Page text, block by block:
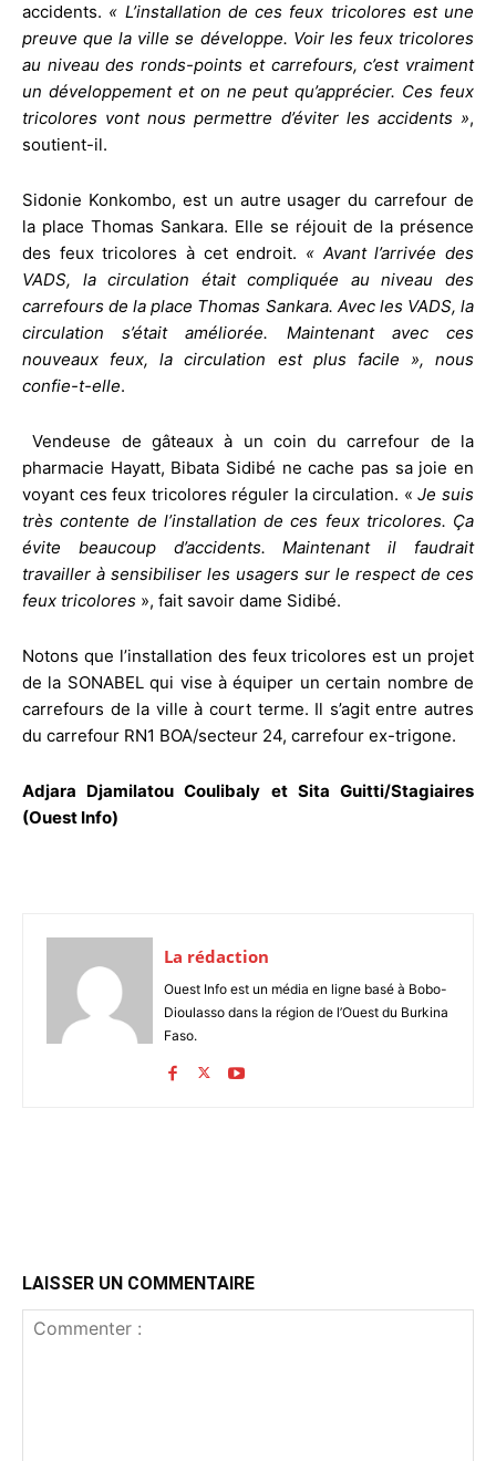
accidents. « L’installation de ces feux tricolores est une
preuve que la ville se développe. Voir les feux tricolores
au niveau des ronds-points et carrefours, c’est vraiment
un développement et on ne peut qu’apprécier. Ces feux
tricolores vont nous permettre d’éviter les accidents »,
soutient-il.
Sidonie Konkombo, est un autre usager du carrefour de
la place Thomas Sankara. Elle se réjouit de la présence
des feux tricolores à cet endroit. « Avant l’arrivée des
VADS, la circulation était compliquée au niveau des
carrefours de la place Thomas Sankara. Avec les VADS, la
circulation s’était améliorée. Maintenant avec ces
nouveaux feux, la circulation est plus facile », nous
confie-t-elle.
Vendeuse de gâteaux à un coin du carrefour de la
pharmacie Hayatt, Bibata Sidibé ne cache pas sa joie en
voyant ces feux tricolores réguler la circulation. «Je suis
très contente de l’installation de ces feux tricolores. Ça
évite beaucoup d’accidents. Maintenant il faudrait
travailler à sensibiliser les usagers sur le respect de ces
feux tricolores », fait savoir dame Sidibé.
Notons que l’installation des feux tricolores est un projet
de la SONABEL qui vise à équiper un certain nombre de
carrefours de la ville à court terme. Il s’agit entre autres
du carrefour RN1 BOA/secteur 24, carrefour ex-trigone.
Adjara Djamilatou Coulibaly et Sita Guitti/Stagiaires
(Ouest Info)
La rédaction
Ouest Info est un média en ligne basé à Bobo-
Dioulasso dans la région de l’Ouest du Burkina
Faso.
LAISSER UN COMMENTAIRE